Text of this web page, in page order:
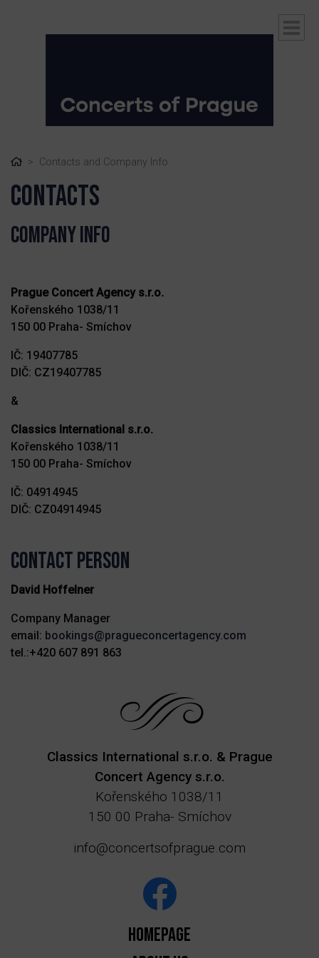
HomeContacts and Company Info
Contacts
Company info
Prague Concert Agencys.r.o.
Kořenského 1038/11
150 00 Praha- Smíchov
IČ: 19407785
DIČ: CZ19407785
&
Classics International s.r.o.
Kořenského 1038/11
150 00 Praha- Smíchov
IČ: 04914945
DIČ: CZ04914945
Contact person
David Hoffelner
Company Manager
email: bookings@pragueconcertagency.com
tel.:+420 607 891 863
Classics International s.r.o. & Prague
Concert Agency s.r.o.
Kořenského 1038/11
150 00 Praha- Smíchov
info@concertsofprague.com
Homepage